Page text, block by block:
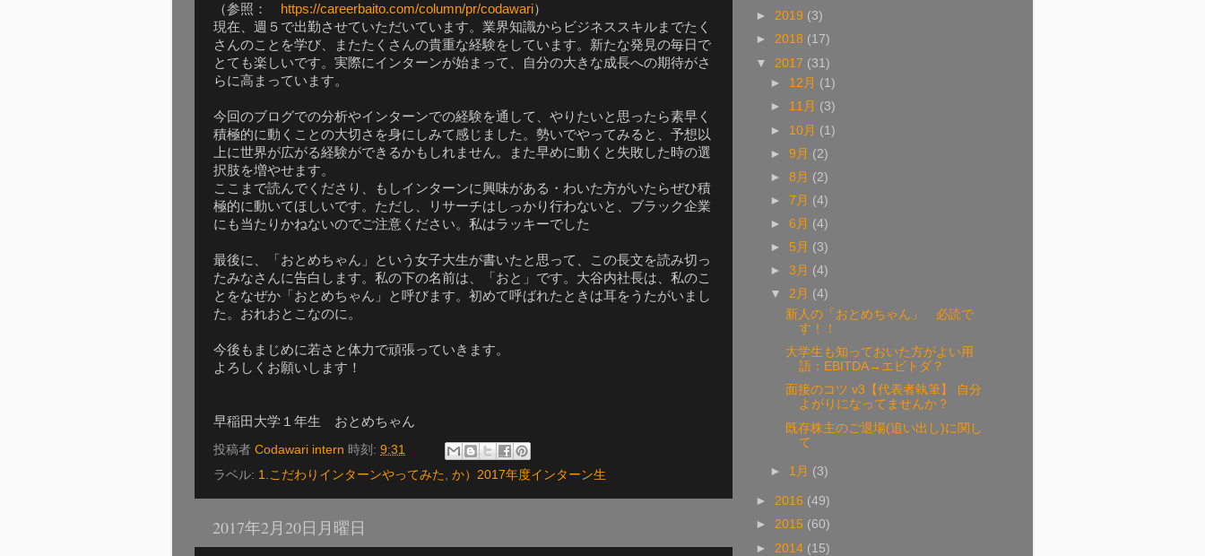
（参照：
https://careerbaito.com/column/pr/codawari）
現在、週５で出勤させていただいています。業界知識からビジネススキルまでたく
さんのことを学び、またたくさんの貴重な経験をしています。新たな発見の毎日で
とても楽しいです。実際にインターンが始まって、自分の大きな成長への期待がさ
らに高まっています。
今回のブログでの分析やインターンでの経験を通して、やりたいと思ったら素早く
積極的に動くことの大切さを身にしみて感じました。勢いでやってみると、予想以
上に世界が広がる経験ができるかもしれません。また早めに動くと失敗した時の選
択肢を増やせます。
ここまで読んでくださり、もしインターンに興味がある・わいた方がいたらぜひ積
極的に動いてほしいです。ただし、リサーチはしっかり行わないと、ブラック企業
にも当たりかねないのでご注意ください。私はラッキーでした
最後に、「おとめちゃん」という女子大生が書いたと思って、この長文を読み切っ
たみなさんに告白します。私の下の名前は、「おと」です。大谷内社長は、私のこ
とをなぜか「おとめちゃん」と呼びます。初めて呼ばれたときは耳をうたがいまし
た。おれおとこなのに。
今後もまじめに若さと体力で頑張っていきます。
よろしくお願いします！
早稲田大学１年生 おとめちゃん
投稿者 Codawari intern 時刻: 9:31
ラベル: 1.こだわりインターンやってみた, か）2017年度インターン生
2017年2月20日月曜日
► 2019 (3)
► 2018 (17)
▼ 2017 (31)
► 12月 (1)
► 11月 (3)
► 10月 (1)
►9月 (2)
►8月 (2)
►7月 (4)
►6月 (4)
► 5月 (3)
►3月 (4)
▼2月 (4)
新人の「おとめちゃん」 必読で
す！！
大学生も知っておいた方がよい用
語：EBITDA→エビトダ？
面接のコツ v3【代表者執筆】 自分
よがりになってませんか？
既存株主のご退場(追い出し)に関し
て
► 1月 (3)
► 2016 (49)
► 2015 (60)
► 2014 (15)